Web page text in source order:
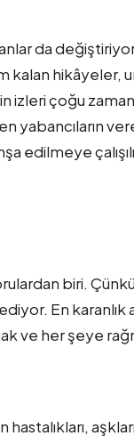
da
kalan
çoğu
edilmeye
biri.
En
ve her şeye